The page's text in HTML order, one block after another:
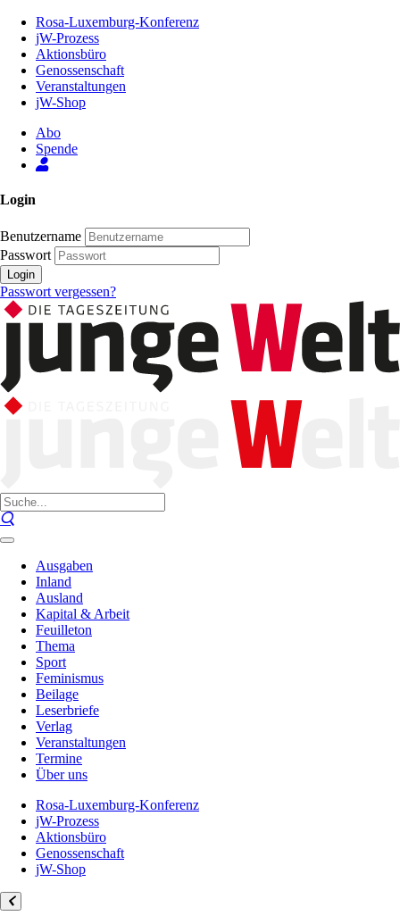
Inhalt
Seite
Rosa-Luxemburg-Konferenz
jW-Prozess
Aktionsbüro
Genossenschaft
Veranstaltungen
jW-Shop
Abo
Spende
Login
Benutzername
Passwort
Login
Passwort vergessen?
Ausgaben
Inland
Ausland
Kapital & Arbeit
Feuilleton
Thema
Sport
Feminismus
Beilage
Leserbriefe
Verlag
Veranstaltungen
Termine
Über uns
Rosa-Luxemburg-Konferenz
jW-Prozess
Aktionsbüro
Genossenschaft
jW-Shop